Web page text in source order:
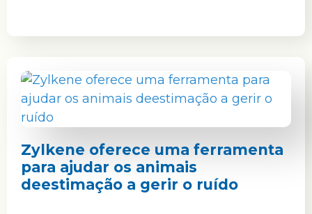
Zylkene oferece uma ferramenta
para ajudar os animais
deestimação a gerir o ruído